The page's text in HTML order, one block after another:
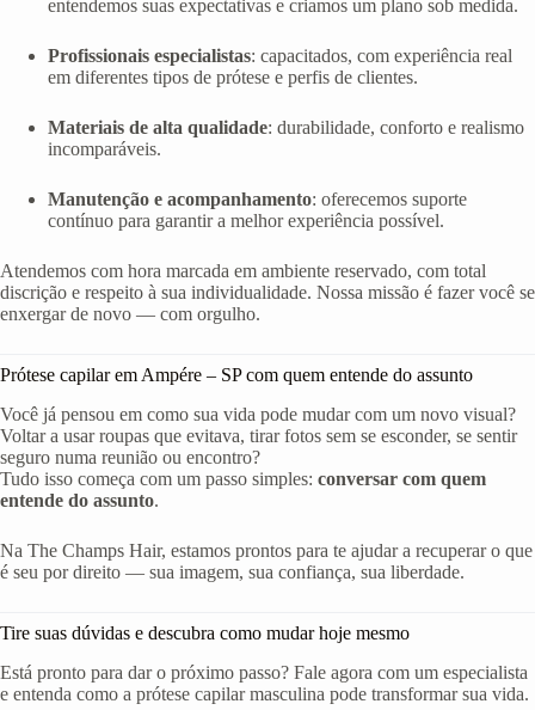
entendemos suas expectativas e criamos um plano sob medida.
Profissionais especialistas: capacitados, com experiência real
em diferentes tipos de prótese e perfis de clientes.
Materiais de alta qualidade: durabilidade, conforto e realismo
incomparáveis.
Manutenção e acompanhamento: oferecemos suporte
contínuo para garantir a melhor experiência possível.
Atendemos com hora marcada em ambiente reservado, com total
discrição e respeito à sua individualidade. Nossa missão é fazer você se
enxergar de novo — com orgulho.
Prótese capilar em Ampére – SP com quem entende do assunto
Você já pensou em como sua vida pode mudar com um novo visual?
Voltar a usar roupas que evitava, tirar fotos sem se esconder, se sentir
seguro numa reunião ou encontro?
Tudo isso começa com um passo simples: conversar com quem
entende do assunto.
Na The Champs Hair, estamos prontos para te ajudar a recuperar o que
é seu por direito — sua imagem, sua confiança, sua liberdade.
Tire suas dúvidas e descubra como mudar hoje mesmo
Está pronto para dar o próximo passo? Fale agora com um especialista
e entenda como a prótese capilar masculina pode transformar sua vida.